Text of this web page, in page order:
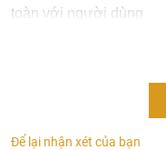
toàn với người dùng
Để lại nhận xét của bạn